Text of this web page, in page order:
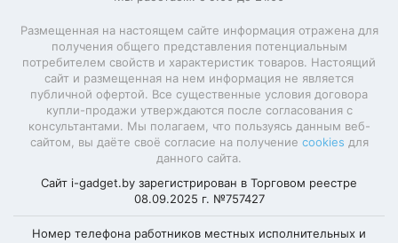
Размещенная на настоящем сайте информация отражена для
получения общего представления потенциальным
потребителем свойств и характеристик товаров. Настоящий
сайт и размещенная на нем информация не является
публичной офертой. Все существенные условия договора
купли-продажи утверждаются после согласования с
консультантами. Мы полагаем, что пользуясь данным веб-
сайтом, вы даёте своё согласие на получение cookies для
данного сайта.
Сайт i-gadget.by зарегистрирован в Торговом реестре
08.09.2025 г. №757427
Номер телефона работников местных исполнительных и